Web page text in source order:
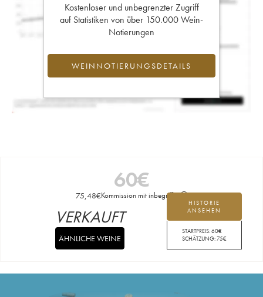
Kostenloser und unbegrenzter Zugriff
auf Statistiken von über 150.000 Wein-
Notierungen
WEINNOTIERUNGSDETAILS
60€
75,48€Kommission mit inbegriffen
HISTORIE
ANSEHEN
STARTPREIS:60€
SCHÄTZUNG:75€
VERKAUFT
ÄHNLICHE WEINE